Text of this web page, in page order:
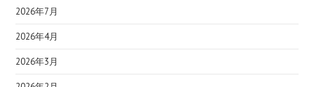
2026年7月
2026年4月
2026年3月